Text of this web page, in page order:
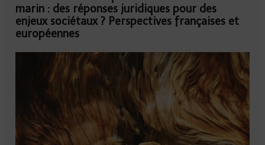
marin : des réponses juridiques pour des
enjeux sociétaux ? Perspectives françaises et
européennes